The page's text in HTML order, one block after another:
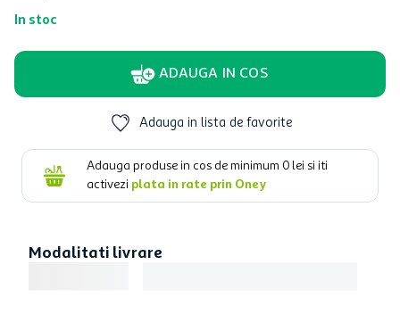
In stoc
ADAUGA IN COS
Adauga in lista de favorite
Adauga produse in cos de minimum 0 lei si iti
activezi plata in rate prin Oney
Modalitati livrare